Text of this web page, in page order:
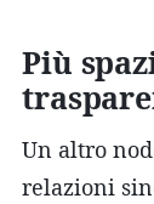
Più
Un altro
relazioni